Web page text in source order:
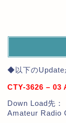
◆以下のUpdate
CTY-3626 – 03
Down Load先：
Amateur Radio